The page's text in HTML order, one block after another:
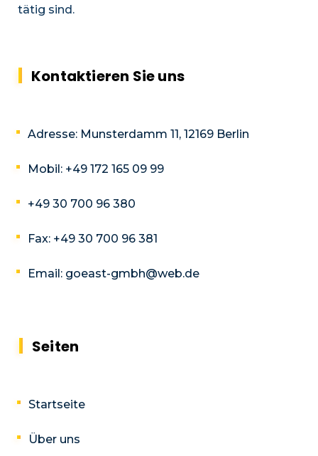
tätig sind.
Kontaktieren Sie uns
Adresse: Munsterdamm 11, 12169 Berlin
Mobil: +49 172 165 09 99
+49 30 700 96 380
Fax: +49 30 700 96 381
Email: goeast-gmbh@web.de
Seiten
Startseite
Über uns